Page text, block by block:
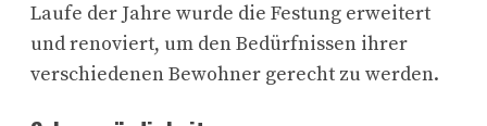
Laufe der Jahre wurde die Festung erweitert
und renoviert, um den Bedürfnissen ihrer
verschiedenen Bewohner gerecht zu werden.